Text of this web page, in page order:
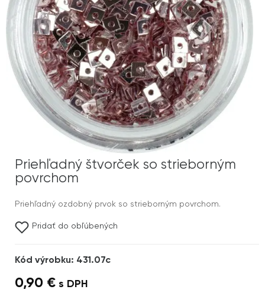
Priehľadný štvorček so strieborným
povrchom
Priehľadný ozdobný prvok so strieborným povrchom.
Pridať do obľúbených
Kód výrobku: 431.07c
0,90 € s DPH